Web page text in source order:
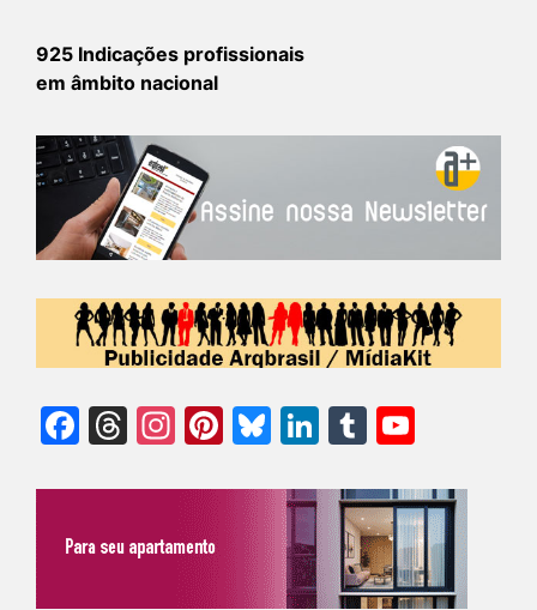
925 Indicações profissionais
em âmbito nacional
Facebook
Threads
Instagram
Pinterest
Bluesky
LinkedIn
Tumblr